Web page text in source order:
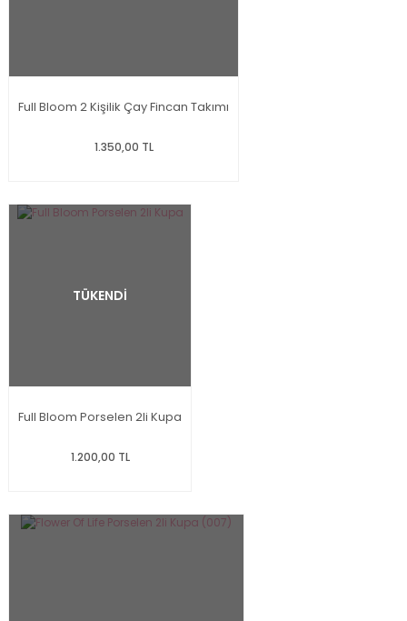
Full Bloom 2 Kişilik Çay Fincan Takımı
1.350,00 TL
TÜKENDİ
Full Bloom Porselen 2li Kupa
1.200,00 TL